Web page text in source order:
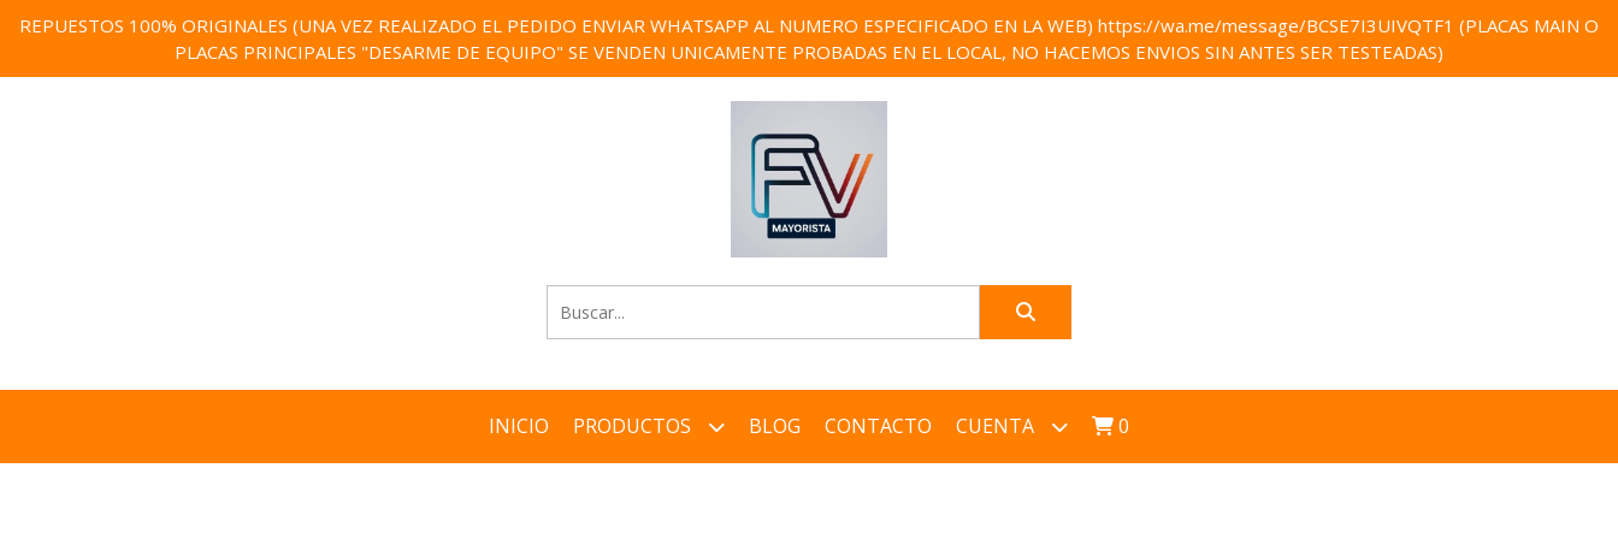
REPUESTOS 100% ORIGINALES (UNA VEZ REALIZADO EL PEDIDO ENVIAR WHATSAPP AL NUMERO ESPECIFICADO EN LA WEB) https://wa.me/message/BCSE7I3UIVQTF1 (PLACAS MAIN O
PLACAS PRINCIPALES "DESARME DE EQUIPO" SE VENDEN UNICAMENTE PROBADAS EN EL LOCAL, NO HACEMOS ENVIOS SIN ANTES SER TESTEADAS)
INICIO PRODUCTOS BLOG CONTACTO CUENTA 0